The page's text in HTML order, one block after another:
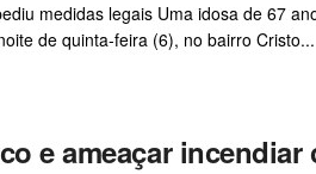
medidas legais Uma idosa de 67
de quinta-feira (6), no bairro Cristo...
e ameaçar incendiar